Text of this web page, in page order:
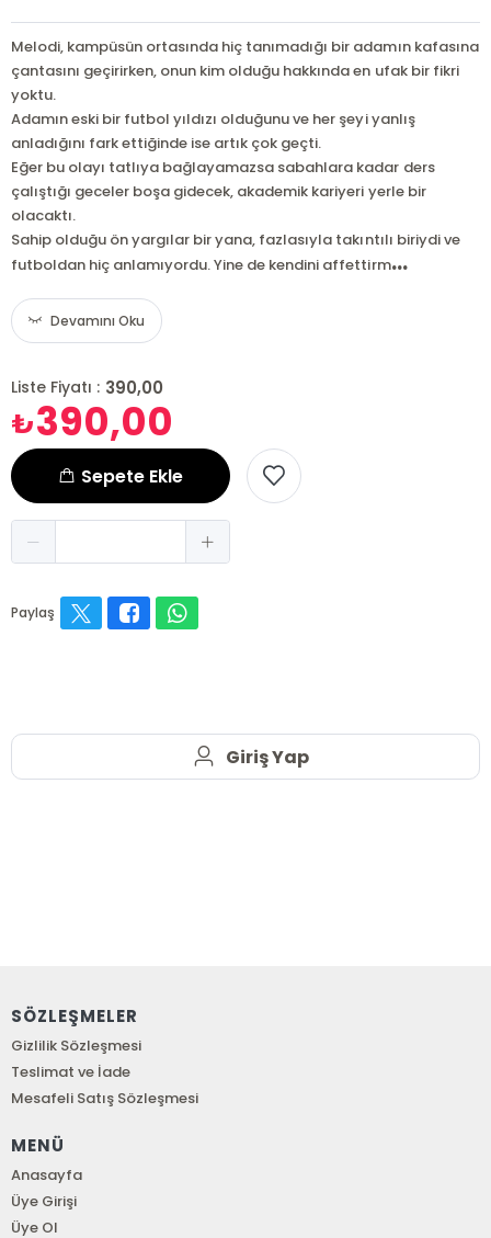
Melodi, kampüsün ortasında hiç tanımadığı bir adamın kafasına
çantasını geçirirken, onun kim olduğu hakkında en ufak bir fikri
yoktu.
Adamın eski bir futbol yıldızı olduğunu ve her şeyi yanlış
anladığını fark ettiğinde ise artık çok geçti.
Eğer bu olayı tatlıya bağlayamazsa sabahlara kadar ders
çalıştığı geceler boşa gidecek, akademik kariyeri yerle bir
olacaktı.
Sahip olduğu ön yargılar bir yana, fazlasıyla takıntılı biriydi ve
futboldan hiç anlamıyordu. Yine de kendini affettirm...
Devamını Oku
Liste Fiyatı : 390,00
₺390,00
Sepete Ekle
Paylaş
Giriş Yap
SÖZLEŞMELER
Gizlilik Sözleşmesi
Teslimat ve İade
Mesafeli Satış Sözleşmesi
MENÜ
Anasayfa
Üye Girişi
Üye Ol